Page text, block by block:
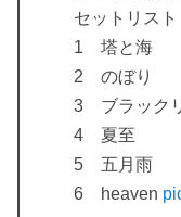
セットリスト
1 塔と海
2 のぼり
3 ブラック
4 夏至
5 五月雨
6 heaven